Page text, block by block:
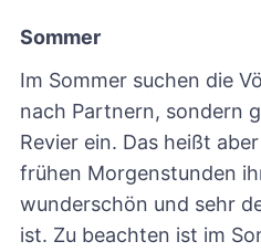
Sommer
Im Sommer suchen die
nach Partnern, sondern
Revier ein. Das heißt
frühen Morgenstunden
wunderschön und sehr
ist. Zu beachten ist im